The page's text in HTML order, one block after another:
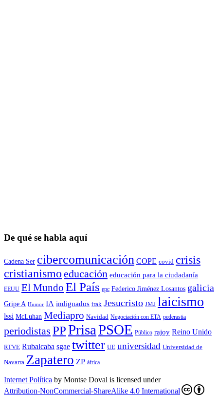
De qué se habla aquí
Cadena Ser cibercomunicación COPE covid crisis
cristianismo educación educación para la ciudadaní­a
EEUU El Mundo El País epc Federico Jiménez Losantos galicia
Gripe A Humor IA indignados irak Jesucristo JMJ laicismo
lssi McLuhan Mediapro Navidad Negociación con ETA pederastia
periodistas PPPrisaPSOE Público rajoy Reino Unido
RTVE Rubalcaba sgae twitter UE universidad Universidad de
Navarra Zapatero ZP áfrica
Internet Política by Montse Doval is licensed under
Attribution-NonCommercial-ShareAlike 4.0 International